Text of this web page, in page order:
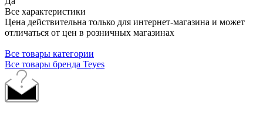
Все характеристики
Цена действительна только для интернет-магазина и может
отличаться от цен в розничных магазинах
Все товары категории
Все товары бренда Teyes